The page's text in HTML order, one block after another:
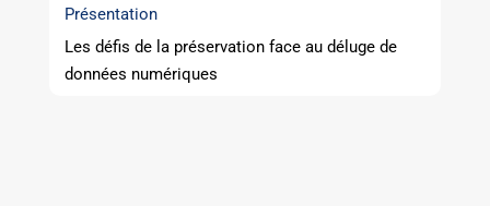
Présentation
Les défis de la préservation face au déluge de
données numériques